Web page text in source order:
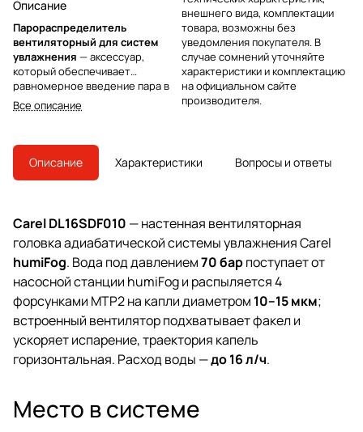
Описание
Парораспределитель
вентиляторный для систем
увлажнения — аксессуар,
который обеспечивает
равномерное введение пара в
помещение и помогает
поддерживать стабильный
организованного ввода пара
снижается риск локального
переувлажнения и достигается
особенно важно в точных
климатических приложениях.
Все описание
внешнего вида, комплектации
товара, возможны без
уведомления покупателя. В
случае сомнений уточняйте
характеристики и комплектацию
на официальном сайте
производителя.
Описание Характеристики Вопросы и ответы
Carel DL16SDF010 — настенная вентиляторная
головка адиабатической системы увлажнения Carel
humiFog. Вода под давлением70 барпоступает от
насосной станции humiFog и распыляется 4
форсунками MTP2 на капли диаметром 10–15 мкм;
встроенный вентилятор подхватывает факел и
ускоряет испарение, траектория капель
горизонтальная. Расход воды —до 16 л/ч.
Место в системе